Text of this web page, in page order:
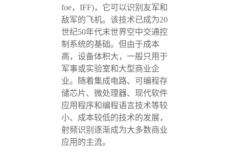
foe，IFF)，它可以识别友军和
敌军的飞机。该技术已成为20
世纪50年代末世界空中交通控
制系统的基础。但由于成本
高，设备体积大，一般只用于
军事或实验室和大型商业企
业。随着集成电路、可编程存
储芯片、微处理器、现代软件
应用程序和编程语言技术等较
小、成本较低的技术的发展，
射频识别逐渐成为大多数商业
应用的主流。